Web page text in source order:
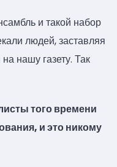
и такой набор
людей, заставляя
нашу газету. Так
того времени
и это никому